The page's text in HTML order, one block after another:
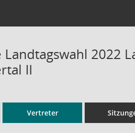
2022
II
Vertreter